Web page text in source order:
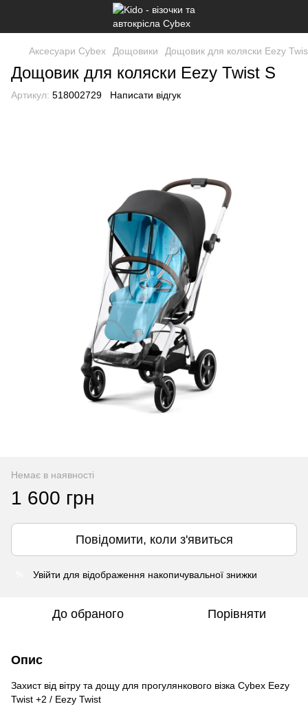
Аксесуари Cybex Дощовики Дощовик для коляски Eezy
Дощовик для коляски Eezy Twist S
Артикул: 518002729 Написати відгук
Немає в наявності
1 600 грн
Повідомити, коли з'явиться
Увійти для відображення накопичувальної знижки
До обраного Порівняти
Опис
Захист від вітру та дощу для прогулянкового візка Cybex Eezy
Twist +2 / Eezy Twist